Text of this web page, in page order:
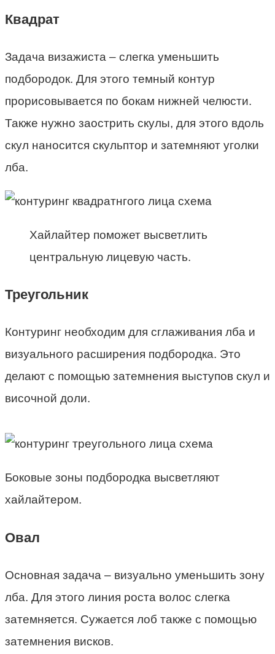
Квадрат
Задача визажиста – слегка уменьшить
подбородок. Для этого темный контур
прорисовывается по бокам нижней челюсти.
Также нужно заострить скулы, для этого вдоль
скул наносится скульптор и затемняют уголки
лба.
Хайлайтер поможет высветлить
центральную лицевую часть.
Треугольник
Контуринг необходим для сглаживания лба и
визуального расширения подбородка. Это
делают с помощью затемнения выступов скул и
височной доли.
Боковые зоны подбородка высветляют
хайлайтером.
Овал
Основная задача – визуально уменьшить зону
лба. Для этого линия роста волос слегка
затемняется. Сужается лоб также с помощью
затемнения висков.